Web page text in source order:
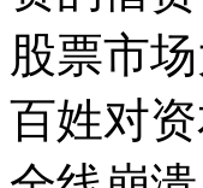
股票市
百姓对